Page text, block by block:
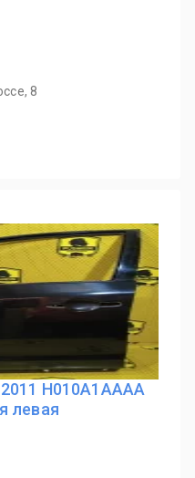
8
H010A1AAAA
левая